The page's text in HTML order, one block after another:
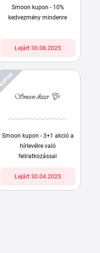
Smoon kupon - 10%
kedvezmény mindenre
Lejárt 30.08.2025
KUPON
Smoon kupon - 3+1 akció a
hírlevélre való
feliratkozással
Lejárt 30.04.2025